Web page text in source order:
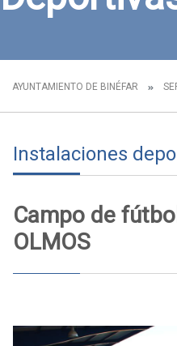
AYUNTAMIENTO DE BINÉFAR
Instalaciones
Campo de
OLMOS